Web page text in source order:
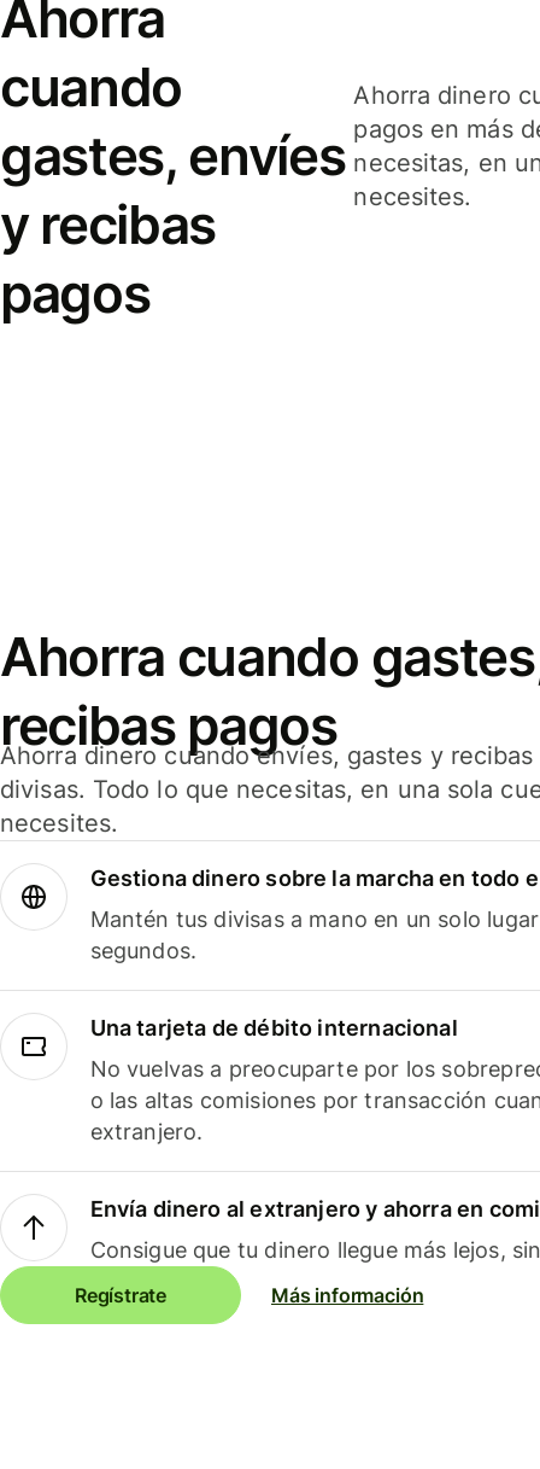
Ahorra
cuando
gastes, envíes
y recibas
pagos
Ahorra dinero
pagos en más
necesitas, en
necesites.
Ahorra cuando
recibas pagos
Ahorra dinero cuando envíes, gastes y
divisas. Todo lo que necesitas, en una sola
necesites.
Gestiona dinero sobre la marcha en todo
Mantén tus divisas a mano en un solo
segundos.
Una tarjeta de débito internacional
No vuelvas a preocuparte por los
o las altas comisiones por transacción
extranjero.
Envía dinero al extranjero y ahorra en
Consigue que tu dinero llegue más lejos,
Regístrate Más información